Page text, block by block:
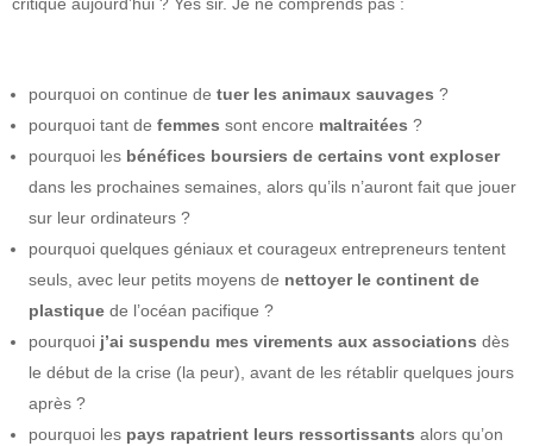
pourquoi on continue de tuer les animaux sauvages ?
pourquoi tant de femmes sont encore maltraitées ?
pourquoi les bénéfices boursiers de certains vont exploser
dans les prochaines semaines, alors qu’ils n’auront fait que jouer
sur leur ordinateurs ?
pourquoi quelques géniaux et courageux entrepreneurs tentent
seuls, avec leur petits moyens de nettoyer le continent de
plastique de l’océan pacifique ?
pourquoi j’ai suspendu mes virements aux associations dès
le début de la crise (la peur), avant de les rétablir quelques jours
après ?
pourquoi les pays rapatrient leurs ressortissants alors qu’on